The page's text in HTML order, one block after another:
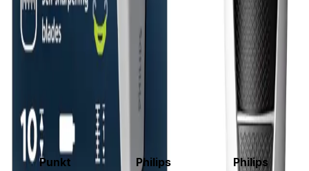
En prisvärd skäggtrimmer för längdkontroll och
vardagsunderhåll utan löpande bladkostnad.
Elins poäng:
/100
Bra
· Jämförd inom kategorin
på Amazon Köp på Amazon
Snabb jämförelse
Punkt Philips
Philips